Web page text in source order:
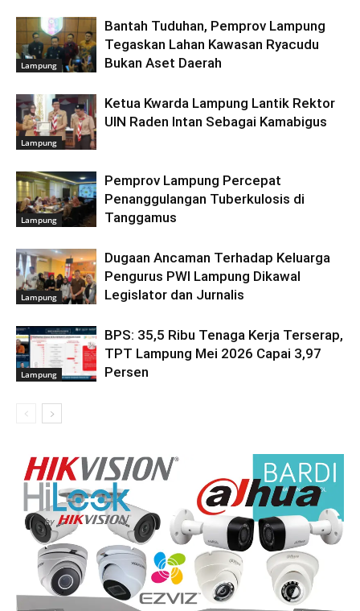
Lampung
Bantah Tuduhan, Pemprov Lampung
Tegaskan Lahan Kawasan Ryacudu
Bukan Aset Daerah
Lampung
Ketua Kwarda Lampung Lantik Rektor
UIN Raden Intan Sebagai Kamabigus
Lampung
Pemprov Lampung Percepat
Penanggulangan Tuberkulosis di
Tanggamus
Lampung
Dugaan Ancaman Terhadap Keluarga
Pengurus PWI Lampung Dikawal
Legislator dan Jurnalis
Lampung
BPS: 35,5 Ribu Tenaga Kerja Terserap,
TPT Lampung Mei 2026 Capai 3,97
Persen